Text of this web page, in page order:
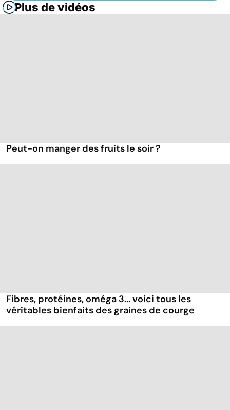
Plus de vidéos
Peut-on manger des fruits le soir ?
Fibres, protéines, oméga 3... voici tous les
véritables bienfaits des graines de courge